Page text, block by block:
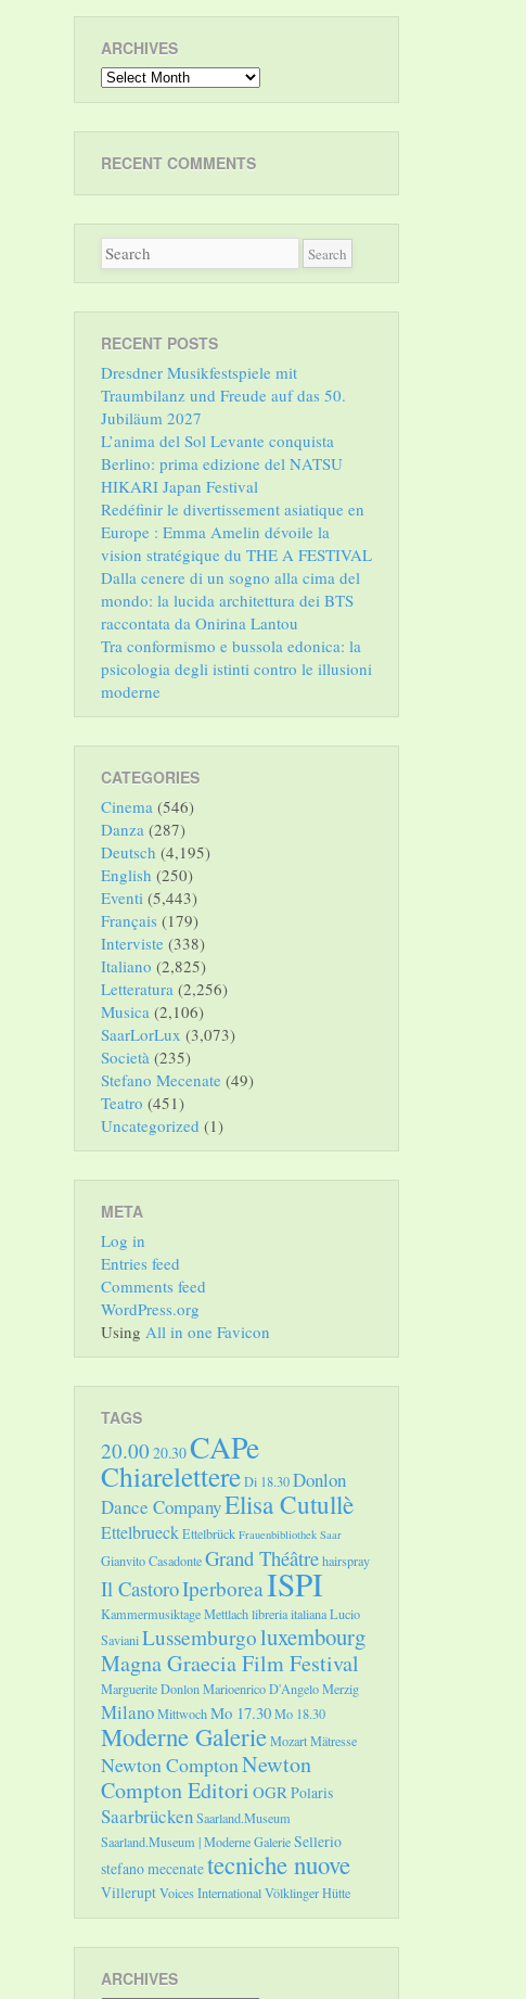
ARCHIVES
Archives
RECENT COMMENTS
RECENT POSTS
Dresdner Musikfestspiele mit
Traumbilanz und Freude auf das 50.
Jubiläum 2027
L’anima del Sol Levante conquista
Berlino: prima edizione del NATSU
HIKARI Japan Festival
Redéfinir le divertissement asiatique en
Europe : Emma Amelin dévoile la
vision stratégique du THE A FESTIVAL
Dalla cenere di un sogno alla cima del
mondo: la lucida architettura dei BTS
raccontata da Onirina Lantou
Tra conformismo e bussola edonica: la
psicologia degli istinti contro le illusioni
moderne
CATEGORIES
Cinema (546)
Danza (287)
Deutsch (4,195)
English (250)
Eventi (5,443)
Français (179)
Interviste (338)
Italiano (2,825)
Letteratura (2,256)
Musica (2,106)
SaarLorLux (3,073)
Società (235)
Stefano Mecenate (49)
Teatro (451)
Uncategorized (1)
META
Log in
Entries feed
Comments feed
WordPress.org
Using All in one Favicon
TAGS
20.00 20.30CAPe
ChiarelettereDi 18.30Donlon
Dance CompanyElisa Cutullè
EttelbrueckEttelbrück Frauenbibliothek Saar
Gianvito CasadonteGrand Théâtrehairspray
Il CastoroIperboreaISPI
Kammermusiktage Mettlachlibreria italianaLucio
SavianiLussemburgoluxembourg
Magna Graecia Film Festival
Marguerite DonlonMarioenrico D'AngeloMerzig
MilanoMittwochMo 17.30Mo 18.30
Moderne GalerieMozartMätresse
Newton ComptonNewton
Compton Editori OGRPolaris
SaarbrückenSaarland.Museum
Saarland.Museum | Moderne GalerieSellerio
stefano mecenatetecniche nuove
VilleruptVoices InternationalVölklinger Hütte
ARCHIVES